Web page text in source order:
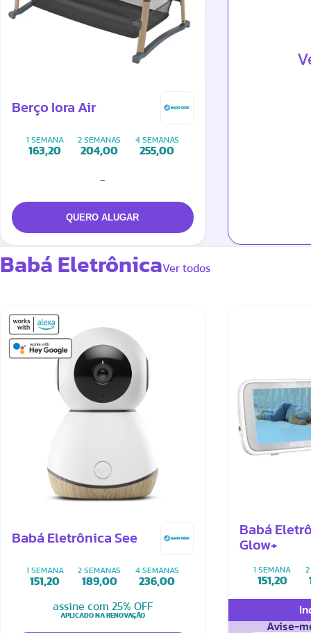
Berço Iora Air
1 SEMANA
163,20
2 SEMANAS
204,00
4 SEMANAS
255,00
-
Babá EletrônicaVer todos
Babá Eletrônica See
1 SEMANA
151,20
2 SEMANAS
189,00
4 SEMANAS
236,00
assine com 25% OFF
APLICADO NA RENOVAÇÃO
Babá
Glow+
1 SEMANA
151,20
2
Avise-